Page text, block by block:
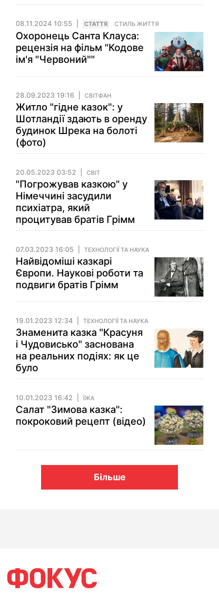
08.11.2024 10:55 СТАТТЯ СТИЛЬ ЖИТТЯ
Охоронець Санта Клауса:
рецензія на фільм "Кодове
ім'я "Червоний""
28.09.2023 19:16 СВІТФАН
Житло "гідне казок": у
Шотландії здають в оренду
будинок Шрека на болоті
(фото)
20.05.2023 03:52 СВІТ
"Погрожував казкою" у
Німеччині засудили
психіатра, який
процитував братів Грімм
07.03.2023 16:05 ТЕХНОЛОГІЇ ТА НАУКА
Найвідоміші казкарі
Європи. Наукові роботи та
подвиги братів Грімм
19.01.2023 12:34 ТЕХНОЛОГІЇ ТА НАУКА
Знаменита казка "Красуня
і Чудовисько" заснована
на реальних подіях: як це
було
10.01.2023 16:42 ЇЖА
Салат "Зимова казка":
покроковий рецепт (відео)
Більше